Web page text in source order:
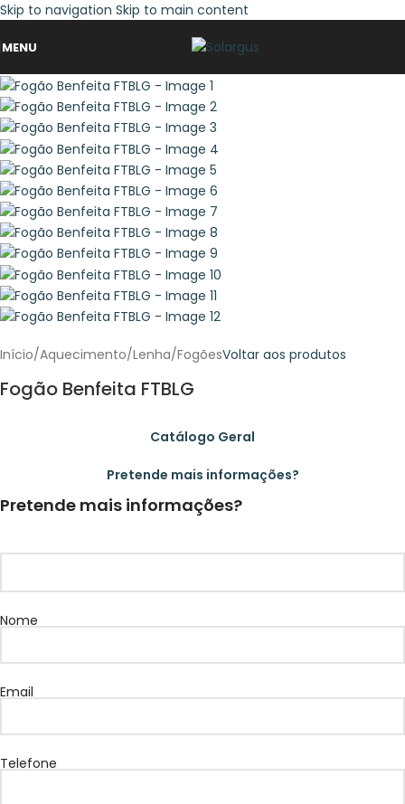
Skip to navigation Skip to main content
MENU
Início/Aquecimento/Lenha/FogõesVoltar aos produtos
Fogão Benfeita FTBLG
Catálogo Geral
Pretende mais informações?
Pretende mais informações?
Nome
Email
Telefone